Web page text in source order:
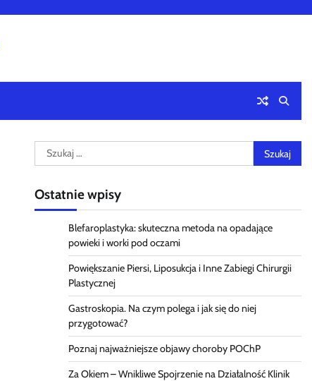
Szukaj:
Ostatnie wpisy
Blefaroplastyka: skuteczna metoda na opadające
powieki i worki pod oczami
Powiększanie Piersi, Liposukcja i Inne Zabiegi Chirurgii
Plastycznej
Gastroskopia. Na czym polega i jak się do niej
przygotować?
Poznaj najważniejsze objawy choroby POChP
Za Okiem – Wnikliwe Spojrzenie na Działalność Klinik